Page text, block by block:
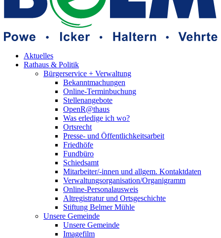
Aktuelles
Rathaus & Politik
Bürgerservice + Verwaltung
Bekanntmachungen
Online-Terminbuchung
Stellenangebote
OpenR@thaus
Was erledige ich wo?
Ortsrecht
Presse- und Öffentlichkeitsarbeit
Friedhöfe
Fundbüro
Schiedsamt
Mitarbeiter/-innen und allgem. Kontaktdaten
Verwaltungsorganisation/Organigramm
Online-Personalausweis
Altregistratur und Ortsgeschichte
Stiftung Belmer Mühle
Unsere Gemeinde
Unsere Gemeinde
Imagefilm